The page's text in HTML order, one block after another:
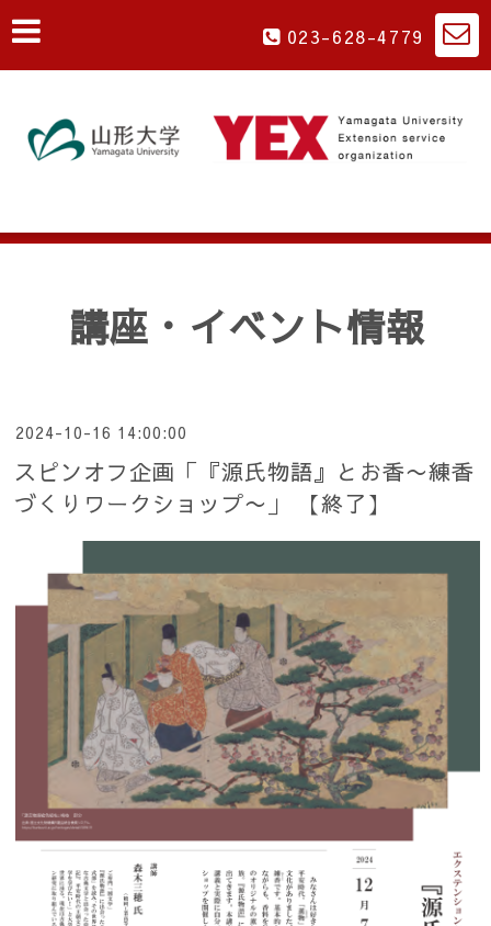
023-628-4779
講座・イベント情報
2024-10-16 14:00:00
スピンオフ企画「『源氏物語』とお香〜練香
づくりワークショップ〜」 【終了】